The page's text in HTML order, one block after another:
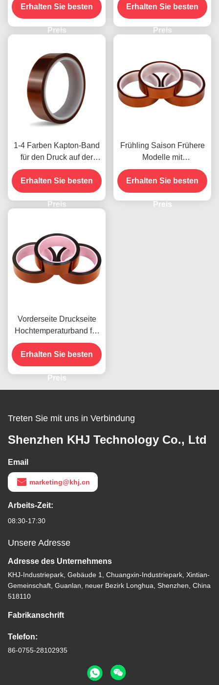
Erhalten Sie besten
Preis
Zahlungsmethode mit
Kreditkarte für frühere
Modelle
Erhalten Sie besten
Preis
1-4 Farben Kapton-Band
für den Druck auf der
Vorderseite
Erhalten Sie besten
Preis
Frühling Saison Frühere
Modelle mit
Feuchtigkeitsbeständigkeit
und 2,5N/25mm
Schälfestigkeit
Erhalten Sie besten
Preis
Vorderseite Druckseite
Hochtemperaturband für
das vorhandene Produkt
Erhalten Sie besten
Preis
Treten Sie mit uns in Verbindung
Shenzhen KHJ Technology Co., Ltd
Email
marketing@khj.cn
Arbeits-Zeit:
08:30-17:30
Unsere Adresse
Adresse des Unternehmens
KHJ-Industriepark, Gebäude 1, Chuangxin-Industriepark, Xintian-
Gemeinschaft, Guanlan, neuer Bezirk Longhua, Shenzhen, China
518110
Fabrikanschrift
Telefon:
86-0755-28102935